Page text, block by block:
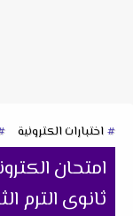
اختبارات الكترونية
امتحان
ثانوى الترم